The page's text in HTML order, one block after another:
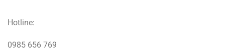
Hotline:
0985 656 769